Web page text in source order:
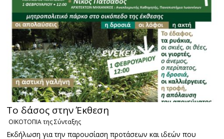
Το δάσος στην Έκθεση
ΟΙΚΟΤΟΠΙΑ της Σύνταξης
Εκδήλωση για την παρουσίαση προτάσεων και ιδεών που